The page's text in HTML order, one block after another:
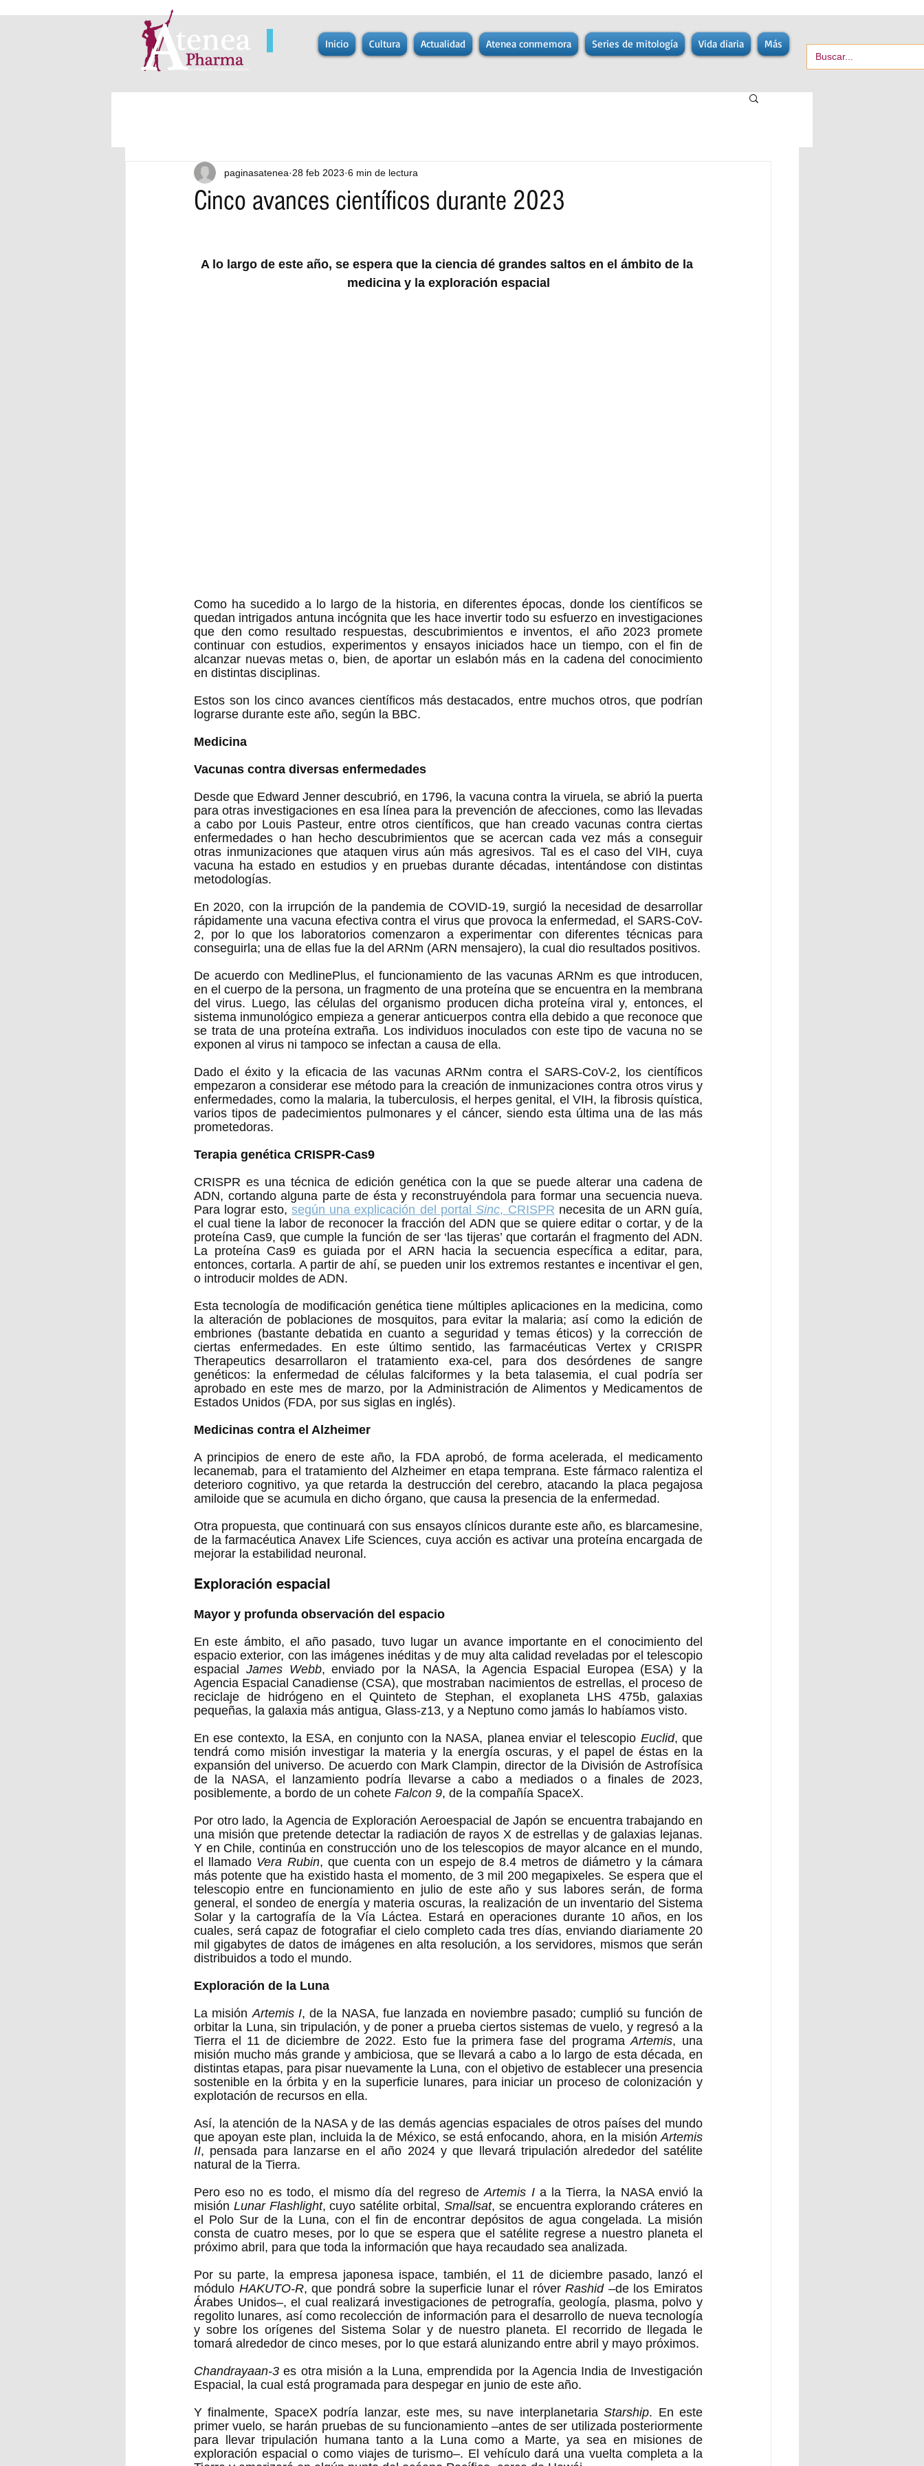
Inicio Cultura Actualidad Atenea conmemora Series de mitología Vida diaria Más
Cinco avances científicos durante 2023
paginasatenea 28 feb 2023 6 min de lectura
A lo largo de este año, se espera que la ciencia dé grandes saltos en el ámbito de la
medicina y la exploración espacial
Como ha sucedido a lo largo de la historia, en diferentes épocas, donde los científicos se
quedan intrigados antuna incógnita que les hace invertir todo su esfuerzo en investigaciones
que den como resultado respuestas, descubrimientos e inventos, el año 2023 promete
continuar con estudios, experimentos y ensayos iniciados hace un tiempo, con el fin de
alcanzar nuevas metas o, bien, de aportar un eslabón más en la cadena del conocimiento
en distintas disciplinas.
Estos son los cinco avances científicos más destacados, entre muchos otros, que podrían
lograrse durante este año, según la BBC.
Medicina
Vacunas contra diversas enfermedades
Desde que Edward Jenner descubrió, en 1796, la vacuna contra la viruela, se abrió la puerta
para otras investigaciones en esa línea para la prevención de afecciones, como las llevadas
a cabo por Louis Pasteur, entre otros científicos, que han creado vacunas contra ciertas
enfermedades o han hecho descubrimientos que se acercan cada vez más a conseguir
otras inmunizaciones que ataquen virus aún más agresivos. Tal es el caso del VIH, cuya
vacuna ha estado en estudios y en pruebas durante décadas, intentándose con distintas
metodologías.
En 2020, con la irrupción de la pandemia de COVID-19, surgió la necesidad de desarrollar
rápidamente una vacuna efectiva contra el virus que provoca la enfermedad, el SARS-CoV-
2, por lo que los laboratorios comenzaron a experimentar con diferentes técnicas para
De acuerdo con MedlinePlus, el funcionamiento de las vacunas ARNm es que introducen,
en el cuerpo de la persona, un fragmento de una proteína que se encuentra en la membrana
del virus. Luego, las células del organismo producen dicha proteína viral y, entonces, el
sistema inmunológico empieza a generar anticuerpos contra ella debido a que reconoce que
se trata de una proteína extraña. Los individuos inoculados con este tipo de vacuna no se
exponen al virus ni tampoco se infectan a causa de ella.
Dado el éxito y la eficacia de las vacunas ARNm contra el SARS-CoV-2, los científicos
empezaron a considerar ese método para la creación de inmunizaciones contra otros virus y
enfermedades, como la malaria, la tuberculosis, el herpes genital, el VIH, la fibrosis quística,
varios tipos de padecimientos pulmonares y el cáncer, siendo esta última una de las más
prometedoras.
Terapia genética CRISPR-Cas9
CRISPR es una técnica de edición genética con la que se puede alterar una cadena de
ADN, cortando alguna parte de ésta y reconstruyéndola para formar una secuencia nueva.
Para lograr esto, según una explicación del portal Sinc, CRISPR necesita de un ARN guía,
el cual tiene la labor de reconocer la fracción del ADN que se quiere editar o cortar, y de la
proteína Cas9, que cumple la función de ser ‘las tijeras’ que cortarán el fragmento del ADN.
La proteína Cas9 es guiada por el ARN hacia la secuencia específica a editar, para,
entonces, cortarla. A partir de ahí, se pueden unir los extremos restantes e incentivar el gen,
o introducir moldes de ADN.
Esta tecnología de modificación genética tiene múltiples aplicaciones en la medicina, como
la alteración de poblaciones de mosquitos, para evitar la malaria; así como la edición de
embriones (bastante debatida en cuanto a seguridad y temas éticos) y la corrección de
ciertas enfermedades. En este último sentido, las farmacéuticas Vertex y CRISPR
Therapeutics desarrollaron el tratamiento exa-cel, para dos desórdenes de sangre
genéticos: la enfermedad de células falciformes y la beta talasemia, el cual podría ser
aprobado en este mes de marzo, por la Administración de Alimentos y Medicamentos de
Estados Unidos (FDA, por sus siglas en inglés).
Medicinas contra el Alzheimer
A principios de enero de este año, la FDA aprobó, de forma acelerada, el medicamento
lecanemab, para el tratamiento del Alzheimer en etapa temprana. Este fármaco ralentiza el
deterioro cognitivo, ya que retarda la destrucción del cerebro, atacando la placa pegajosa
amiloide que se acumula en dicho órgano, que causa la presencia de la enfermedad.
Otra propuesta, que continuará con sus ensayos clínicos durante este año, es blarcamesine,
de la farmacéutica Anavex Life Sciences, cuya acción es activar una proteína encargada de
mejorar la estabilidad neuronal.
Exploración espacial
Mayor y profunda observación del espacio
En este ámbito, el año pasado, tuvo lugar un avance importante en el conocimiento del
espacio exterior, con las imágenes inéditas y de muy alta calidad reveladas por el telescopio
espacial James Webb, enviado por la NASA, la Agencia Espacial Europea (ESA) y la
Agencia Espacial Canadiense (CSA), que mostraban nacimientos de estrellas, el proceso de
reciclaje de hidrógeno en el Quinteto de Stephan, el exoplaneta LHS 475b, galaxias
pequeñas, la galaxia más antigua, Glass-z13, y a Neptuno como jamás lo habíamos visto.
En ese contexto, la ESA, en conjunto con la NASA, planea enviar el telescopio Euclid, que
tendrá como misión investigar la materia y la energía oscuras, y el papel de éstas en la
expansión del universo. De acuerdo con Mark Clampin, director de la División de Astrofísica
de la NASA, el lanzamiento podría llevarse a cabo a mediados o a finales de 2023,
posiblemente, a bordo de un cohete Falcon 9, de la compañía SpaceX.
Por otro lado, la Agencia de Exploración Aeroespacial de Japón se encuentra trabajando en
una misión que pretende detectar la radiación de rayos X de estrellas y de galaxias lejanas.
Y en Chile, continúa en construcción uno de los telescopios de mayor alcance en el mundo,
el llamado Vera Rubin, que cuenta con un espejo de 8.4 metros de diámetro y la cámara
más potente que ha existido hasta el momento, de 3 mil 200 megapixeles. Se espera que el
telescopio entre en funcionamiento en julio de este año y sus labores serán, de forma
general, el sondeo de energía y materia oscuras, la realización de un inventario del Sistema
Solar y la cartografía de la Vía Láctea. Estará en operaciones durante 10 años, en los
cuales, será capaz de fotografiar el cielo completo cada tres días, enviando diariamente 20
mil gigabytes de datos de imágenes en alta resolución, a los servidores, mismos que serán
distribuidos a todo el mundo.
Exploración de la Luna
La misión Artemis I, de la NASA, fue lanzada en noviembre pasado; cumplió su función de
orbitar la Luna, sin tripulación, y de poner a prueba ciertos sistemas de vuelo, y regresó a la
Tierra el 11 de diciembre de 2022. Esto fue la primera fase del programa Artemis, una
misión mucho más grande y ambiciosa, que se llevará a cabo a lo largo de esta década, en
distintas etapas, para pisar nuevamente la Luna, con el objetivo de establecer una presencia
sostenible en la órbita y en la superficie lunares, para iniciar un proceso de colonización y
explotación de recursos en ella.
Así, la atención de la NASA y de las demás agencias espaciales de otros países del mundo
que apoyan este plan, incluida la de México, se está enfocando, ahora, en la misión Artemis
II, pensada para lanzarse en el año 2024 y que llevará tripulación alrededor del satélite
natural de la Tierra.
Pero eso no es todo, el mismo día del regreso de Artemis I a la Tierra, la NASA envió la
misión Lunar Flashlight, cuyo satélite orbital, Smallsat, se encuentra explorando cráteres en
el Polo Sur de la Luna, con el fin de encontrar depósitos de agua congelada. La misión
consta de cuatro meses, por lo que se espera que el satélite regrese a nuestro planeta el
próximo abril, para que toda la información que haya recaudado sea analizada.
Por su parte, la empresa japonesa ispace, también, el 11 de diciembre pasado, lanzó el
módulo HAKUTO-R, que pondrá sobre la superficie lunar el róver Rashid –de los Emiratos
Árabes Unidos–, el cual realizará investigaciones de petrografía, geología, plasma, polvo y
regolito lunares, así como recolección de información para el desarrollo de nueva tecnología
y sobre los orígenes del Sistema Solar y de nuestro planeta. El recorrido de llegada le
Chandrayaan-3 es otra misión a la Luna, emprendida por la Agencia India de Investigación
Espacial, la cual está programada para despegar en junio de este año.
Y finalmente, SpaceX podría lanzar, este mes, su nave interplanetaria Starship. En este
primer vuelo, se harán pruebas de su funcionamiento –antes de ser utilizada posteriormente
para llevar tripulación humana tanto a la Luna como a Marte, ya sea en misiones de
exploración espacial o como viajes de turismo–. El vehículo dará una vuelta completa a la